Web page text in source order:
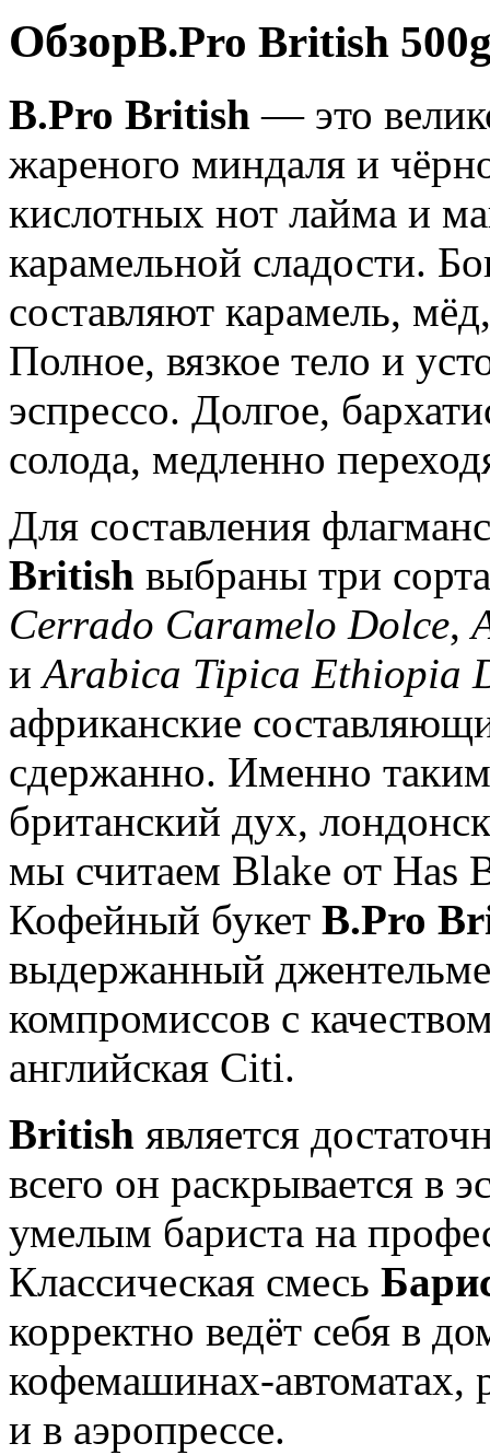
ОбзорB.Pro British
B.Pro British — это
жареного миндаля и
кислотных нот лайма и
карамельной сладости.
составляют карамель,
Полное, вязкое тело и
эспрессо. Долгое,
солода, медленно
Для составления
British выбраны три
Cerrado Caramelo Dolce,
иArabica Tipica Ethiopia
африканские
сдержанно. Именно
британский дух,
мы считаем Blake от Has
Кофейный букет B.Pro
выдержанный
компромиссов с
английская Citi.
British является
всего он раскрывается в
умелым бариста на
Классическая смесь
корректно ведёт себя в
кофемашинах-автоматах,
и в аэропрессе.